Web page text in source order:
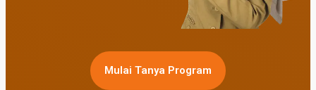
Mulai Tanya Program